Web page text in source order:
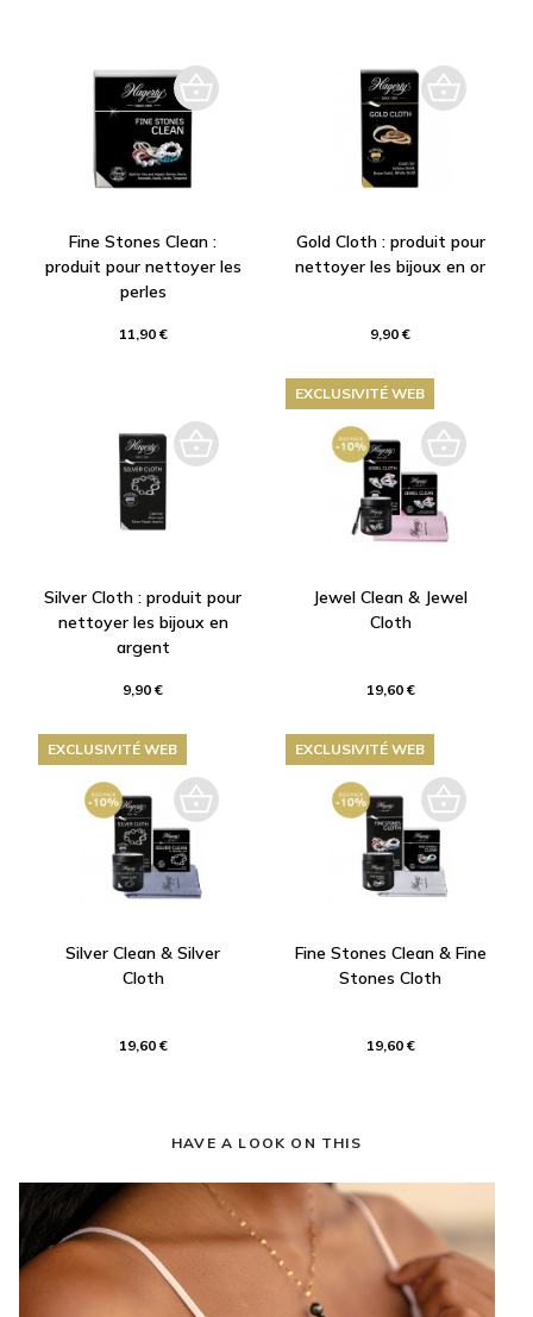
Fine Stones Clean :
produit pour nettoyer les
perles
11,90 €
Gold Cloth : produit pour
nettoyer les bijoux en or
9,90 €
Silver Cloth : produit pour
nettoyer les bijoux en
argent
9,90 €
Jewel Clean & Jewel
Cloth
19,60 €
EXCLUSIVITÉ WEB
Silver Clean & Silver
Cloth
19,60 €
EXCLUSIVITÉ WEB
Fine Stones Clean & Fine
Stones Cloth
19,60 €
EXCLUSIVITÉ WEB
HAVE A LOOK ON THIS